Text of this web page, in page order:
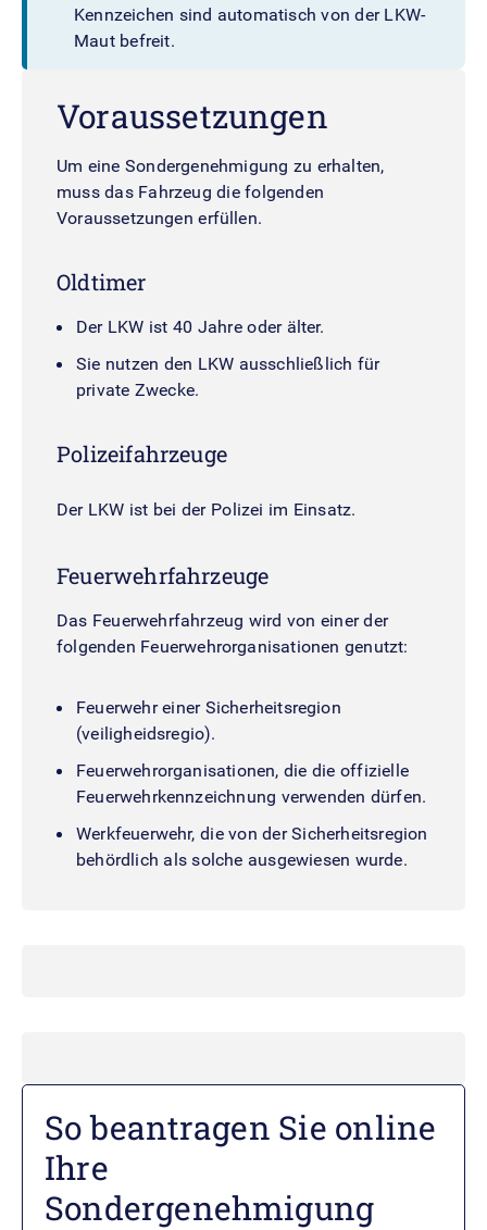
Kennzeichen sind automatisch von der LKW-
Maut befreit.
Voraussetzungen
Um eine Sondergenehmigung zu erhalten,
muss das Fahrzeug die folgenden
Voraussetzungen erfüllen.
Oldtimer
Der LKW ist 40 Jahre oder älter.
Sie nutzen den LKW ausschließlich für
private Zwecke.
Polizeifahrzeuge
Der LKW ist bei der Polizei im Einsatz.
Feuerwehrfahrzeuge
Das Feuerwehrfahrzeug wird von einer der
folgenden Feuerwehrorganisationen genutzt:
Feuerwehr einer Sicherheitsregion
(veiligheidsregio).
Feuerwehrorganisationen, die die offizielle
Feuerwehrkennzeichnung verwenden dürfen.
Werkfeuerwehr, die von der Sicherheitsregion
behördlich als solche ausgewiesen wurde.
So beantragen Sie online
Ihre
Sondergenehmigung